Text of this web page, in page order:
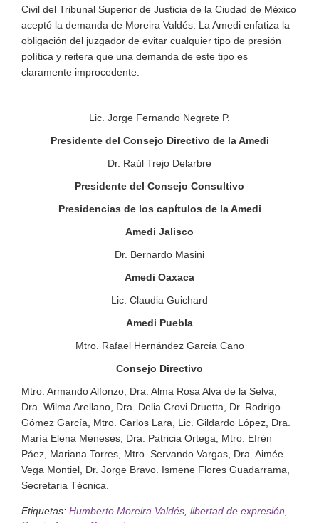
Civil del Tribunal Superior de Justicia de la Ciudad de México
aceptó la demanda de Moreira Valdés. La Amedi enfatiza la
obligación del juzgador de evitar cualquier tipo de presión
política y reitera que una demanda de este tipo es
claramente improcedente.
Lic. Jorge Fernando Negrete P.
Presidente del Consejo Directivo de la Amedi
Dr. Raúl Trejo Delarbre
Presidente del Consejo Consultivo
Presidencias de los capítulos de la Amedi
Amedi Jalisco
Dr. Bernardo Masini
Amedi Oaxaca
Lic. Claudia Guichard
Amedi Puebla
Mtro. Rafael Hernández García Cano
Consejo Directivo
Mtro. Armando Alfonzo, Dra. Alma Rosa Alva de la Selva,
Dra. Wilma Arellano, Dra. Delia Crovi Druetta, Dr. Rodrigo
Gómez García, Mtro. Carlos Lara, Lic. Gildardo López, Dra.
María Elena Meneses, Dra. Patricia Ortega, Mtro. Efrén
Páez, Mariana Torres, Mtro. Servando Vargas, Dra. Aimée
Vega Montiel, Dr. Jorge Bravo. Ismene Flores Guadarrama,
Secretaria Técnica.
Etiquetas: Humberto Moreira Valdés libertad de expresión